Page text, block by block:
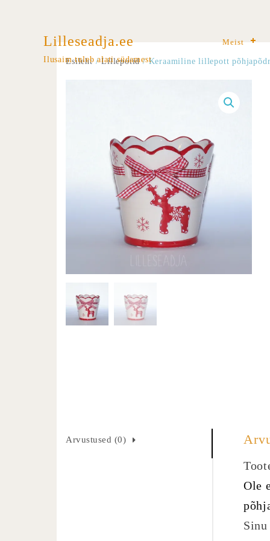
Lilleseadja.ee
Ilusaim tuleb alati südamest
Meist
Esileht/Lillepotid/ Keraamiline lillepott
Arvustused (0)
Ole